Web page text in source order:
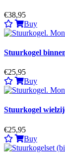
€38,95
Buy
Stuurkogel
€25,95
Buy
Stuurkogel
€25,95
Buy